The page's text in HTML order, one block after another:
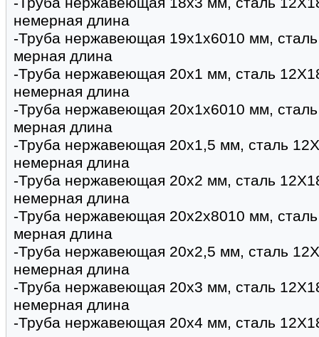
немерная длина
-Труба нержавеющая 19х1х6010 мм,
мерная длина
-Труба нержавеющая 20х1 мм, сталь
немерная длина
-Труба нержавеющая 20х1х6010 мм,
мерная длина
-Труба нержавеющая 20х1,5 мм, сталь
немерная длина
-Труба нержавеющая 20х2 мм, сталь
немерная длина
-Труба нержавеющая 20х2х8010 мм,
мерная длина
-Труба нержавеющая 20х2,5 мм, сталь
немерная длина
-Труба нержавеющая 20х3 мм, сталь
немерная длина
-Труба нержавеющая 20х4 мм, сталь